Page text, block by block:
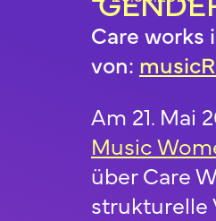
Care works
von:
Am 21. Mai
Music
über Care
strukturelle